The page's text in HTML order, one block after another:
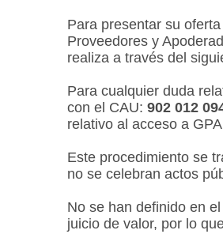
Para presentar su
Proveedores y
realiza a través del
Para cualquier duda
con el CAU: 902 012
relativo al acceso a
Este procedimiento se
no se celebran actos
No se han definido en
juicio de valor, por lo